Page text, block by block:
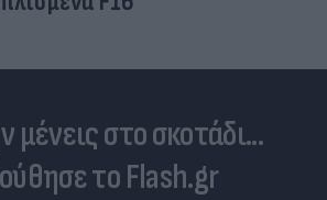
μένεις στο σκοτάδι...
το Flash.gr